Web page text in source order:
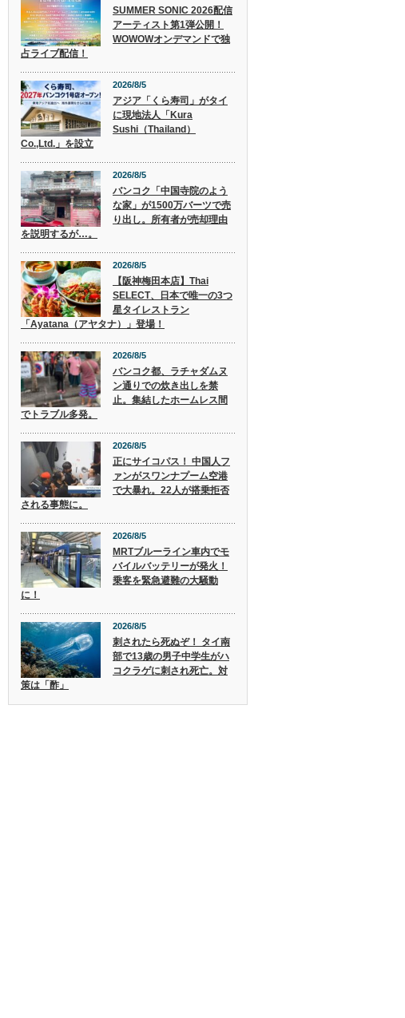
SUMMER SONIC 2026配信
アーティスト第1弾公開！
WOWOWオンデマンドで独
占ライブ配信！
2026/8/5
アジア「くら寿司」がタイ
に現地法人「Kura
Sushi（Thailand）
Co.,Ltd.」を設立
2026/8/5
バンコク「中国寺院のよう
な家」が1500万バーツで売
り出し。所有者が売却理由
を説明するが…。
2026/8/5
【阪神梅田本店】Thai
SELECT、日本で唯一の3つ
星タイレストラン
「Ayatana（アヤタナ）」登場！
2026/8/5
バンコク都、ラチャダムヌ
ン通りでの炊き出しを禁
止。集結したホームレス間
でトラブル多発。
2026/8/5
正にサイコパス！ 中国人フ
ァンがスワンナプーム空港
で大暴れ。22人が搭乗拒否
される事態に。
2026/8/5
MRTブルーライン車内でモ
バイルバッテリーが発火！
乗客を緊急避難の大騒動
に！
2026/8/5
刺されたら死ぬぞ！ タイ南
部で13歳の男子中学生がハ
コクラゲに刺され死亡。対
策は「酢」